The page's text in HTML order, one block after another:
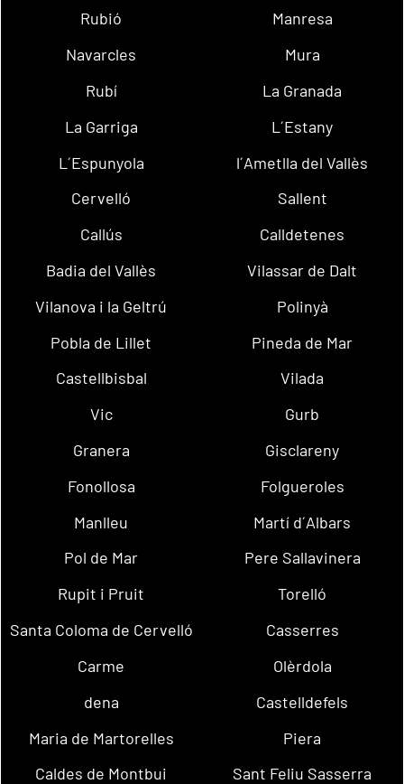
Rubió
Manresa
Navarcles
Mura
Rubí
La Granada
La Garriga
L´Estany
L´Espunyola
l´Ametlla del Vallès
Cervelló
Sallent
Callús
Calldetenes
Badia del Vallès
Vilassar de Dalt
Vilanova i la Geltrú
Polinyà
Pobla de Lillet
Pineda de Mar
Castellbisbal
Vilada
Vic
Gurb
Granera
Gisclareny
Fonollosa
Folgueroles
Manlleu
Martí d´Albars
Pol de Mar
Pere Sallavinera
Rupit i Pruit
Torelló
Santa Coloma de Cervelló
Casserres
Carme
Olèrdola
dena
Castelldefels
Maria de Martorelles
Piera
Caldes de Montbui
Sant Feliu Sasserra